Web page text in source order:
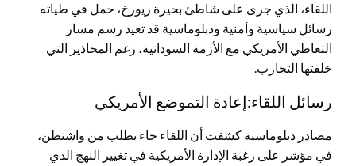
اللقاء، الذي جرى على شاطئ بحيرة زيورخ، حمل في طياته
رسائل سياسية وأمنية ودبلوماسية قد تعيد رسم مسار
التعاطي الأمريكي مع الأزمة السودانية، رغم المحاذير التي
خلفتها التجارب.
رسائل اللقاء:إعادة التموضع الأمريكي
مصادر دبلوماسية كشفت أن اللقاء جاء بطلب من واشنطن،
في مؤشر على رغبة الإدارة الأمريكية في تغيير النهج الذي